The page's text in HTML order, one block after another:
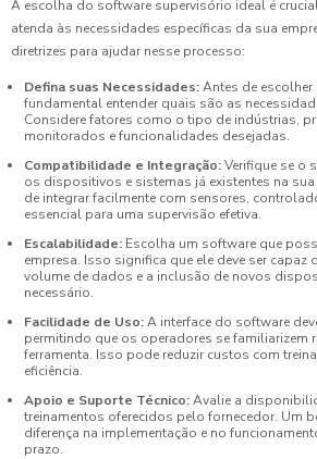
A escolha do software supervisório ideal é
atenda às necessidades específicas da sua
diretrizes para ajudar nesse processo:
Defina suas Necessidades:Antes de
fundamental entender quais são as
Considere fatores como o tipo de indústrias,
monitorados e funcionalidades desejadas.
Compatibilidade e Integração:Verifique se o
os dispositivos e sistemas já existentes na
de integrar facilmente com sensores,
essencial para uma supervisão efetiva.
Escalabilidade: Escolha um software que
empresa. Isso significa que ele deve ser
volume de dados e a inclusão de novos
necessário.
Facilidade de Uso:A interface do software
permitindo que os operadores se familiarizem
ferramenta. Isso pode reduzir custos com
eficiência.
Apoio e Suporte Técnico:Avalie a
treinamentos oferecidos pelo fornecedor. Um
diferença na implementação e no
prazo.